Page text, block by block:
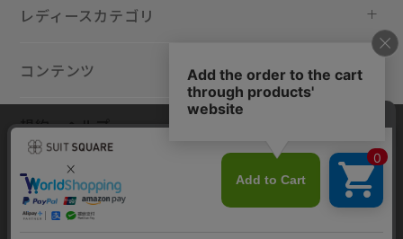
レディースカテゴリ
コンテンツ
規約・ヘルプ
当サイトでは利用体験の向上およびコンテンツの最適な提供、トラフィ
ックの分析を目的としてCookieを使用しています。サイトの閲覧を継続
された場合、Cookieの利用に同意したものといたします。詳細について
はプライバシーポリシー をご確認ください。